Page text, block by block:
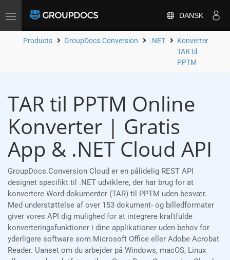
Toggle
DANSK
Products GroupDocs.Conversion .NET
Konverter
TAR til
PPTM
TAR til PPTM Online
Konverter | Gratis
App & .NET Cloud API
GroupDocs.Conversion Cloud er en pålidelig REST API
designet specifikt til .NET udviklere, der har brug for at
konvertere Word-dokumenter (TAR) til PPTM uden besvær.
Med understøttelse af over 153 dokument- og billedformater
giver vores API dig mulighed for at integrere kraftfulde
konverteringsfunktioner i dine applikationer uden behov for
yderligere software som Microsoft Office eller Adobe Acrobat
Reader. Uanset om du arbejder på Windows, macOS, Linux